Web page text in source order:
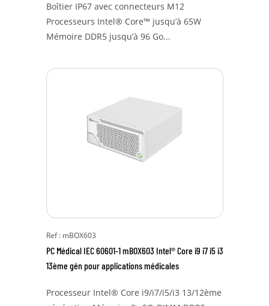
Boîtier IP67 avec connecteurs M12
Processeurs Intel® Core™ jusqu’à 65W
Mémoire DDR5 jusqu’à 96 Go...
Ref : mBOX603
PC Médical IEC 60601-1 mBOX603 Intel® Core i9 i7 i5 i3
13ème gén pour applications médicales
Processeur Intel® Core i9/i7/i5/i3 13/12ème